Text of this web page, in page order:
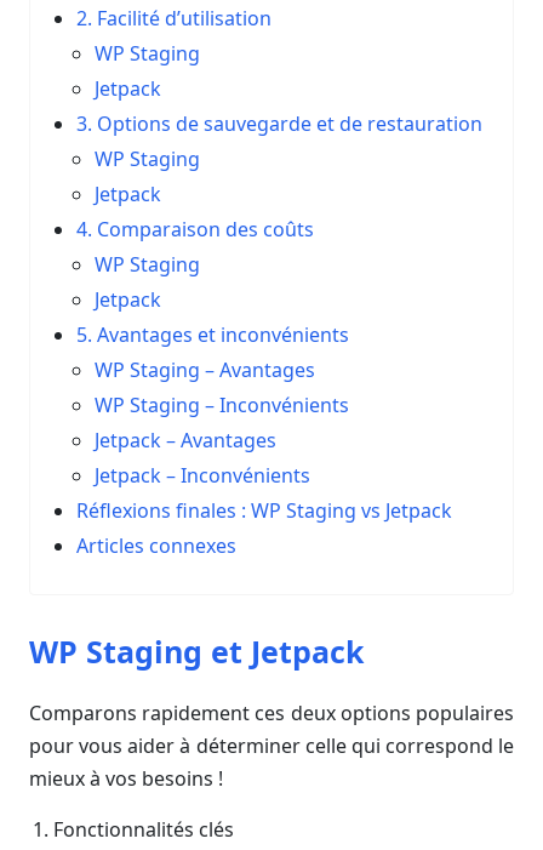
2. Facilité d’utilisation
WP Staging
Jetpack
3. Options de sauvegarde et de restauration
WP Staging
Jetpack
4. Comparaison des coûts
WP Staging
Jetpack
5. Avantages et inconvénients
WP Staging – Avantages
WP Staging – Inconvénients
Jetpack – Avantages
Jetpack – Inconvénients
Réflexions finales : WP Staging vs Jetpack
Articles connexes
WP Staging et Jetpack
Comparons rapidement ces deux options populaires
pour vous aider à déterminer celle qui correspond le
mieux à vos besoins !
Fonctionnalités clés